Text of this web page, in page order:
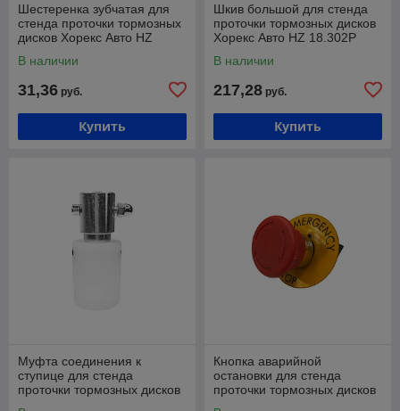
Шестеренка зубчатая для
стенда проточки тормозных
дисков Хорекс Авто HZ
В наличии
31,36 руб.
Купить
Шкив большой для стенда
проточки тормозных дисков
Хорекс Авто HZ 18.302P
В наличии
217,28 руб.
Купить
Муфта соединения к
ступице для стенда
проточки тормозных дисков
Кнопка аварийной
остановки для стенда
проточки тормозных дисков